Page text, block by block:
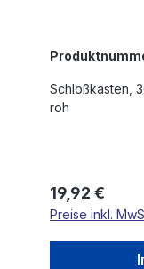
Schloßkasten,
roh
Regulärer
19,92 €
Preise inkl.